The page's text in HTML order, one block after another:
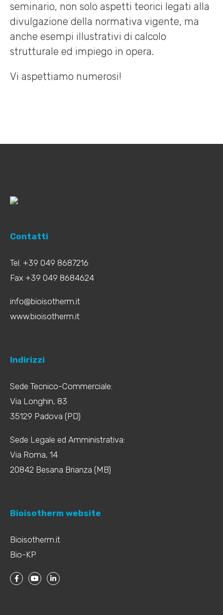
seminario, non solo aspetti teorici legati alla
divulgazione della normativa vigente, ma
anche esempi illustrativi di calcolo
strutturale ed impiego in opera.
Vi aspettiamo numerosi!
Contatti
Tel. +39 049 8687216
Fax +39 049 8684624
info@bioisotherm.it
www.bioisotherm.it
Indirizzi
Sede Tecnico-Commerciale:
Via Longhin, 83
35129 Padova (PD)
Sede Legale ed Amministrativa:
Via Roma, 14
20842 Besana Brianza (MB)
Bioisotherm website
Bioisotherm.it
Bio-KP